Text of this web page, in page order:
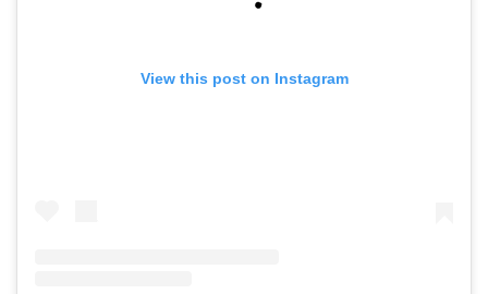
View this post on Instagram